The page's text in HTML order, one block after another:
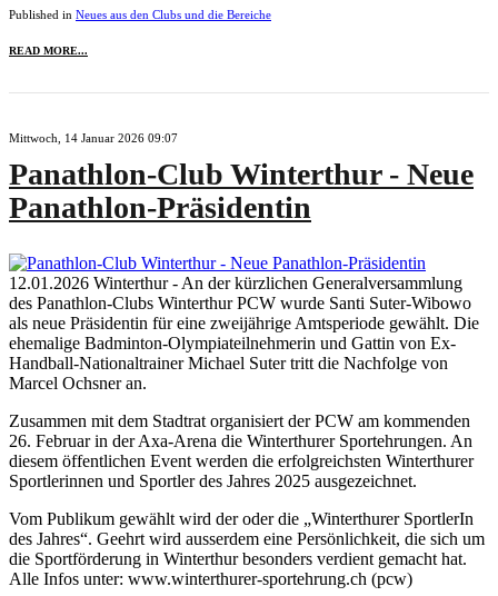
Published in Neues aus den Clubs und die Bereiche
READ MORE...
Mittwoch, 14 Januar 2026 09:07
Panathlon-Club Winterthur - Neue
Panathlon-Präsidentin
12.01.2026 Winterthur - An der kürzlichen Generalversammlung
des Panathlon-Clubs Winterthur PCW wurde Santi Suter-Wibowo
als neue Präsidentin für eine zweijährige Amtsperiode gewählt. Die
ehemalige Badminton-Olympiateilnehmerin und Gattin von Ex-
Handball-Nationaltrainer Michael Suter tritt die Nachfolge von
Marcel Ochsner an.
Zusammen mit dem Stadtrat organisiert der PCW am kommenden
26. Februar in der Axa-Arena die Winterthurer Sportehrungen. An
diesem öffentlichen Event werden die erfolgreichsten Winterthurer
Sportlerinnen und Sportler des Jahres 2025 ausgezeichnet.
Vom Publikum gewählt wird der oder die „Winterthurer SportlerIn
des Jahres“. Geehrt wird ausserdem eine Persönlichkeit, die sich um
die Sportförderung in Winterthur besonders verdient gemacht hat.
Alle Infos unter: www.winterthurer-sportehrung.ch (pcw)